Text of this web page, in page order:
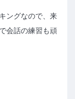
ングなので、来
会話の練習も頑